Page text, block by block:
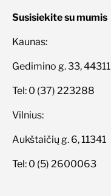
Susisiekite su mumis
Kaunas:
Gedimino g. 33, 44311
Tel: 0 (37) 223288
Vilnius:
Aukštaičių g. 6, 11341
Tel: 0 (5) 2600063